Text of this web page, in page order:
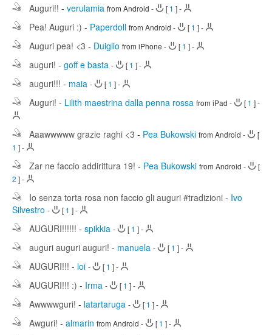
Auguri!! - verulamia from Android - [ 1 ]-
Pea! Auguri :) - Paperdoll from Android - [ 1 ]-
Auguri pea! <3 - Duiglio from iPhone - [ 1 ]-
auguri! - goff e basta - [ 1 ]-
auguri!!! - maia - [ 1 ]-
Auguri! - Lilith maestrina dalla penna rossa from iPad - [ 1 ]-
Aaawwwww grazie raghi <3 - Pea Bukowski from Android -
[
1 ]-
Zar ne faccio addirittura 19! - Pea Bukowski from Android -
[
2 ]-
Io senza torta rosa non faccio gli auguri #tradizioni - Ivo
Silvestro - [ 1 ]-
AUGURI!!!!!! - spikkia - [ 1 ]-
auguri auguri auguri! - manuela - [ 1 ]-
AUGURI!!! - loi - [ 1 ]-
AUGURI!!! :) - Irma - [ 1 ]-
Awwwwguri! - latartaruga - [ 1 ]-
Awguri! - almarin from Android - [ 1 ]-